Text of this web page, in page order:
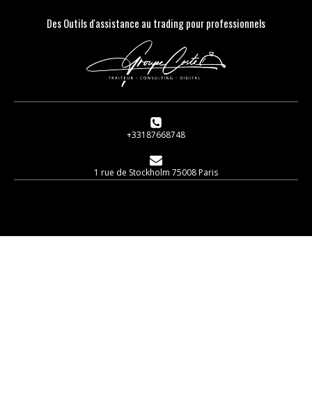
Des Outils d'assistance au trading pour professionnels
+33187668748
1 rue de Stockholm 75008 Paris